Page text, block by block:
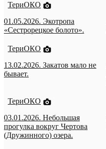
ТериОКО
01.05.2026. Экотропа
«Сестрорецкое болото».
ТериОКО
13.02.2026. Закатов мало не
бывает.
ТериОКО
03.01.2026. Небольшая
прогулка вокруг Чертова
(Дружинного) озера.